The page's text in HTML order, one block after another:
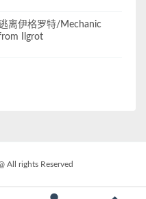
离伊格罗特/Mechanic
Ilgrot
All rights Reserved